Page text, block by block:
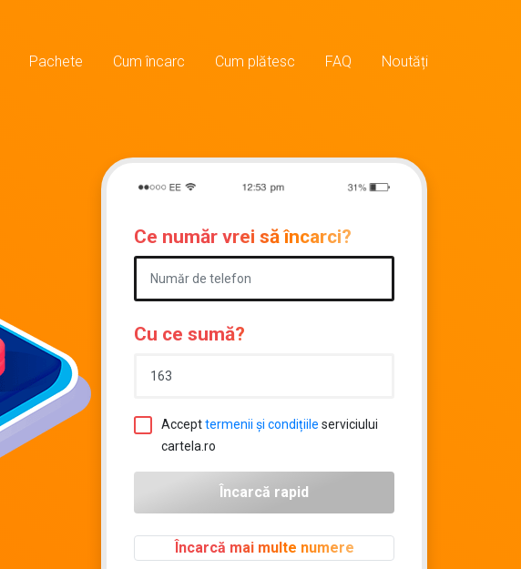
Pachete Cum încarc Cum plătesc FAQ Noutăți
Ce număr vrei să încarci?
Cu ce sumă?
Accepttermenii și condițiile serviciului
cartela.ro
Încarcă mai multe numere